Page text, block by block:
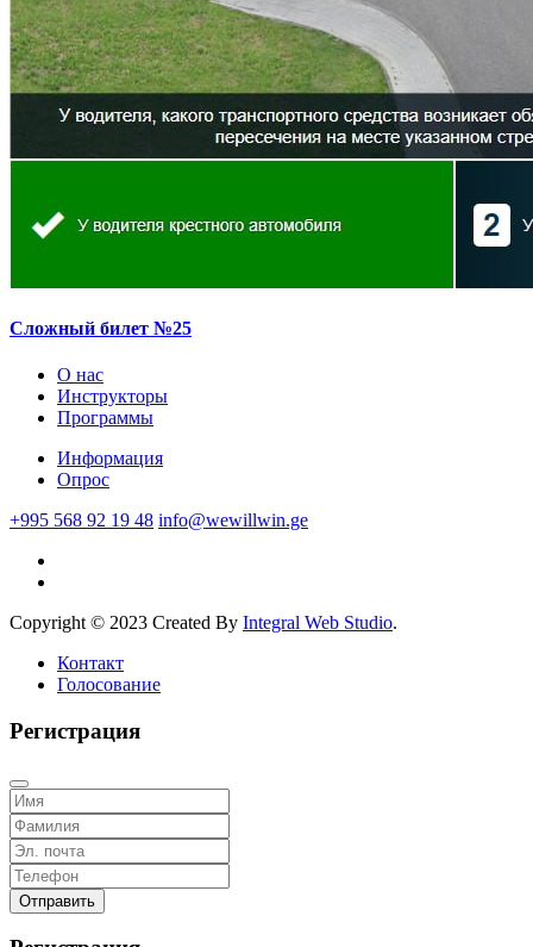
Сложный билет №25
О нас
Инструкторы
Программы
Информация
Опрос
+995 568 92 19 48 info@wewillwin.ge
Copyright © 2023 Created By Integral Web Studio.
Контакт
Голосование
Регистрация
Отправить